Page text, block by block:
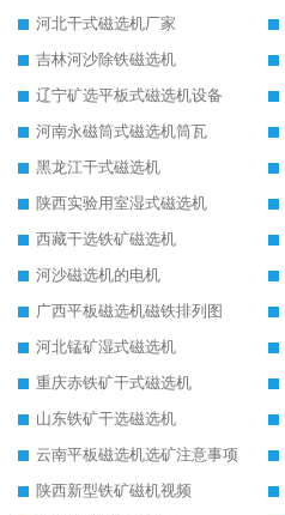
河北干式磁选机厂家
吉林河沙除铁磁选机
辽宁矿选平板式磁选机设备
河南永磁筒式磁选机筒瓦
黑龙江干式磁选机
陕西实验用室湿式磁选机
西藏干选铁矿磁选机
河沙磁选机的电机
广西平板磁选机磁铁排列图
河北锰矿湿式磁选机
重庆赤铁矿干式磁选机
山东铁矿干选磁选机
云南平板磁选机选矿注意事项
陕西新型铁矿磁机视频